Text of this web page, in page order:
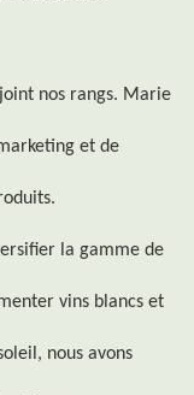
nos rangs. Marie
et de
la gamme de
vins blancs et
nous avons